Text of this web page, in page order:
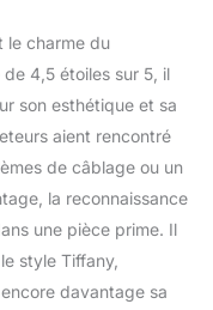
le charme du
4,5 étoiles sur 5, il
son esthétique et sa
aient rencontré
de câblage ou un
la reconnaissance
une pièce prime. Il
style Tiffany,
davantage sa